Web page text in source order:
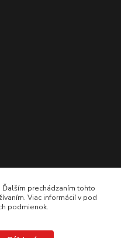
prechádzaním tohto
Viac informácií v pod
podmienok.